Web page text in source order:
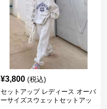
¥3,800 (税込)
セットアップ レディース オーバ
ーサイズスウェットセットアッ